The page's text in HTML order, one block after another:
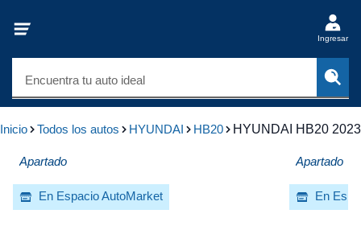
Ingresar
Encuentra tu auto ideal
Inicio Todos los autos HYUNDAI HB20 HYUNDAI HB20 2023
Apartado
En Espacio AutoMarket
Apartado
En